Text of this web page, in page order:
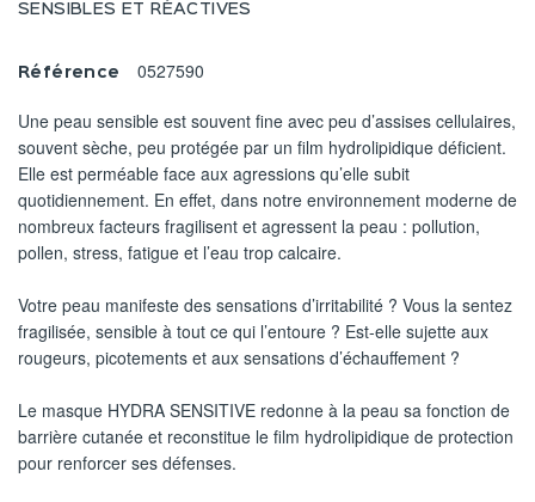
SENSIBLES ET RÉACTIVES
Référence 0527590
Une peau sensible est souvent fine avec peu d’assises cellulaires,
souvent sèche, peu protégée par un film hydrolipidique déficient.
Elle est perméable face aux agressions qu’elle subit
quotidiennement. En effet, dans notre environnement moderne de
nombreux facteurs fragilisent et agressent la peau : pollution,
pollen, stress, fatigue et l’eau trop calcaire.
Votre peau manifeste des sensations d’irritabilité ? Vous la sentez
fragilisée, sensible à tout ce qui l’entoure ? Est-elle sujette aux
rougeurs, picotements et aux sensations d’échauffement ?
Le masque HYDRA SENSITIVE redonne à la peau sa fonction de
barrière cutanée et reconstitue le film hydrolipidique de protection
pour renforcer ses défenses.